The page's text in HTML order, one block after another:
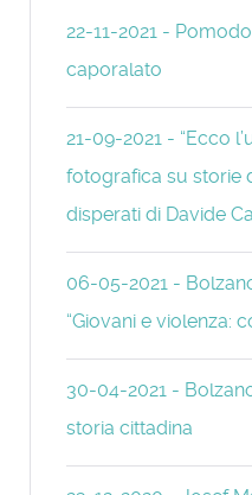
22-11-2021 -
caporalato
21-09-2021 - “Ecco
fotografica su storie
disperati di Davide
06-05-2021 -
“Giovani e violenza:
30-04-2021 -
storia cittadina